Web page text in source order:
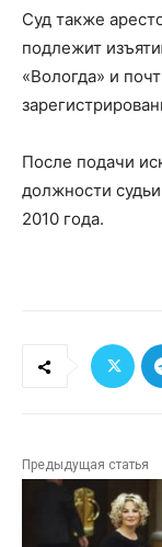
Суд также
подлежит
«Вологда» и
После подачи
должности
2010 года.
Предыдущая статья